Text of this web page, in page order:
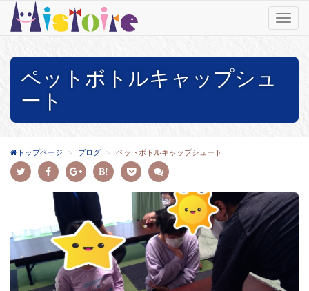
T
o
i
o
n
ペットボトルキャップシュ
ート
トップページ ブログ ペットボトルキャップシュート